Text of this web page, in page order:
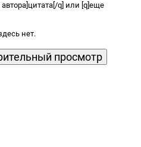
q] или [q]еще
нет.